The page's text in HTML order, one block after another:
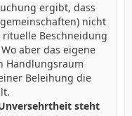
ergibt, dass
nicht
Beschneidung
aber das eigene
Handlungsraum
Beleihung die
steht